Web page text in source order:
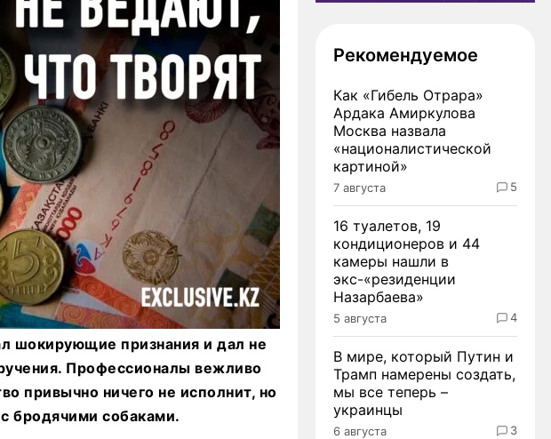
шокирующие признания и дал не
Профессионалы вежливо
привычно ничего не исполнит, но
бродячими собаками.
Рекомендуемое
Как «Гибель Отрара»
Ардака Амиркулова
Москва назвала
«националистической
картиной»
7 августа 5
16 туалетов, 19
кондиционеров и 44
камеры нашли в
экс-«резиденции
Назарбаева»
5 августа 4
В мире, который Путин и
Трамп намерены создать,
мы все теперь –
украинцы
6 августа 3